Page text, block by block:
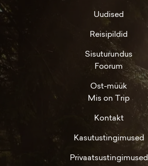
Uudised
Reisipildid
Sisuturundus
Foorum
Ost-müük
Mis on Trip
Kontakt
Kasutustingimused
Privaatsustingimused